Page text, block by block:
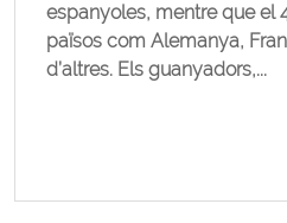
espanyoles, mentre que el
països com Alemanya,
d’altres. Els guanyadors,...